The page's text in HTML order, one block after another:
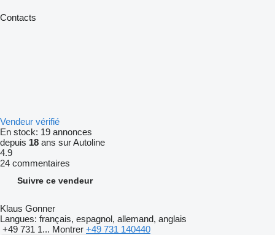
Contacts
Vendeur vérifié
En stock: 19 annonces
depuis 18 ans sur Autoline
4.9
24 commentaires
Suivre ce vendeur
Klaus Gonner
Langues: français, espagnol, allemand, anglais
+49 731 1... Montrer +49 731 140440